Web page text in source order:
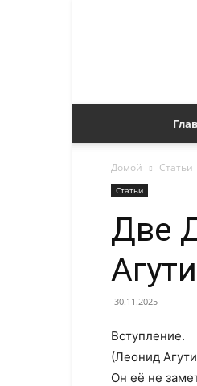
Домой Статьи
Статьи
Две
30.11.2025
Вступление.
(Леонид
Он её не